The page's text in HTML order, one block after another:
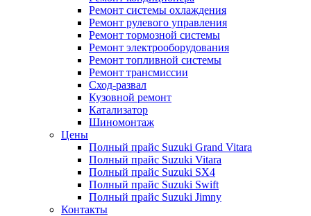
Ремонт системы охлаждения
Ремонт рулевого управления
Ремонт тормозной системы
Ремонт электрооборудования
Ремонт топливной системы
Ремонт трансмиссии
Сход-развал
Кузовной ремонт
Катализатор
Шиномонтаж
Цены
Полный прайс Suzuki Grand Vitara
Полный прайс Suzuki Vitara
Полный прайс Suzuki SX4
Полный прайс Suzuki Swift
Полный прайс Suzuki Jimny
Контакты